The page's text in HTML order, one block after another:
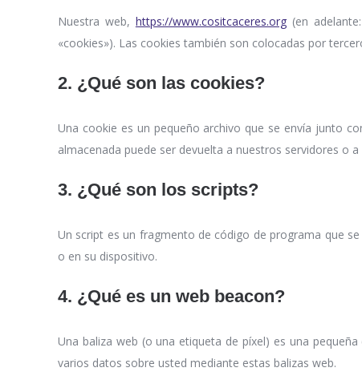
Nuestra web, https://www.cositcaceres.org(en
«cookies»). Las cookies también son colocadas por
2. ¿Qué son las cookies?
Una cookie es un pequeño archivo que se envía junto
almacenada puede ser devuelta a nuestros servidores o
3. ¿Qué son los scripts?
Un script es un fragmento de código de programa que
o en su dispositivo.
4. ¿Qué es un web beacon?
Una baliza web (o una etiqueta de píxel) es una
varios datos sobre usted mediante estas balizas web.